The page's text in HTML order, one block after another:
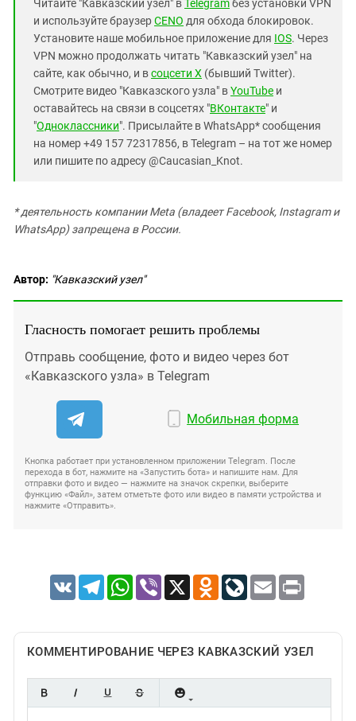
Читайте "Кавказский узел" в Telegramбез установки VPN
и используйте браузерCENO для обхода блокировок.
Установите наше мобильное приложение для IOS. Через
VPN можно продолжать читать "Кавказский узел" на
сайте, как обычно, и всоцсети X (бывший Twitter).
Смотрите видео "Кавказского узла" вYouTube и
оставайтесь на связи в соцсетях "ВКонтакте" и
"Одноклассники". Присылайте в WhatsApp* сообщения
на номер +49 157 72317856, в Telegram – на тот же номер
или пишите по адресу @Caucasian_Knot.
* деятельность компании Meta (владеет Facebook, Instagram и
WhatsApp) запрещена в России.
Автор: "Кавказский узел"
Гласность помогает решить проблемы
Отправь сообщение, фото и видео через бот
«Кавказского узла» в Telegram
Мобильная форма
Кнопка работает при установленном приложении Telegram. После
перехода в бот, нажмите на «Запустить бота» и напишите нам. Для
отправки фото и видео — нажмите на значок скрепки, выберите
функцию «Файл», затем отметьте фото или видео в памяти устройства и
нажмите «Отправить».
VK TelegramWhatsApp
Viber X Odnoklassniki
LiveJournal
Email Print
КОММЕНТИРОВАНИЕ ЧЕРЕЗ КАВКАЗСКИЙ УЗЕЛ